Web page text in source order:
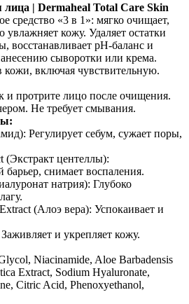
| Dermaheal Total Care Skin
средство «3 в 1»: мягко очищает,
увлажняет кожу. Удаляет остатки
восстанавливает pH-баланс и
сыворотки или крема.
кожи, включая чувствительную.
и протрите лицо после очищения.
Не требует смывания.
Регулирует себум, сужает поры,
центеллы):
снимает воспаления.
натрия): Глубоко
(Алоэ вера): Успокаивает и
и укрепляет кожу.
Niacinamide, Aloe Barbadensis
Extract, Sodium Hyaluronate,
Citric Acid, Phenoxyethanol,